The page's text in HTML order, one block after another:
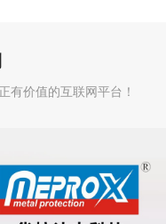
有价值的互联网平台！